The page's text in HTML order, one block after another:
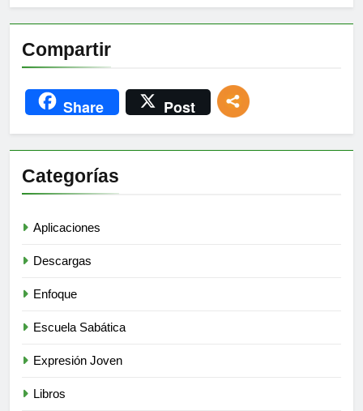
Compartir
Share Post
Categorías
Aplicaciones
Descargas
Enfoque
Escuela Sabática
Expresión Joven
Libros